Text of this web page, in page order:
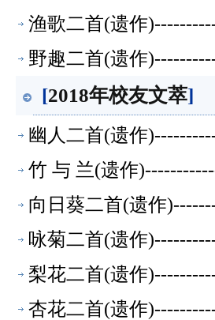
渔歌二首(遗作
野趣二首(遗作
[2018年校友文萃]
幽人二首(遗作
竹 与 兰(遗作
向日葵二首(遗作
咏菊二首(遗作
梨花二首(遗作
杏花二首(遗作